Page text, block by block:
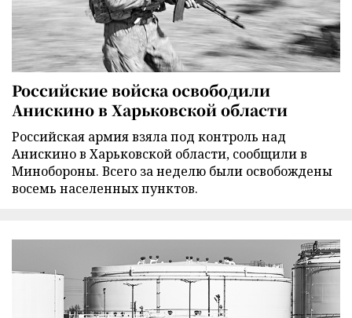
Российские войска освободили
Анискино в Харьковской области
Российская армия взяла под контроль над
Анискино в Харьковской области, сообщили в
Минобороны. Всего за неделю были освобождены
восемь населенных пунктов.